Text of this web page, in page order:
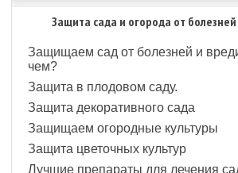
Защита сада и огорода от
Защищаем сад от болезней и
чем?
Защита в плодовом саду.
Защита декоративного сада
Защищаем огородные культуры
Защита цветочных культур
Лучшие препараты для лечения